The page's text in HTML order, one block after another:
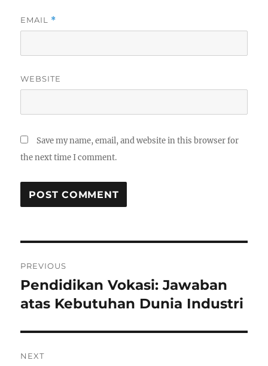
EMAIL *
WEBSITE
Save my name, email, and website in this browser for
the next time I comment.
navigation
PREVIOUS
Previous
post:
Pendidikan Vokasi: Jawaban
atas Kebutuhan Dunia Industri
NEXT